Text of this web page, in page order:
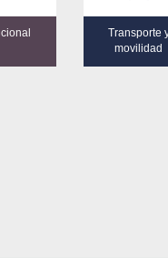
Transporte
movilidad